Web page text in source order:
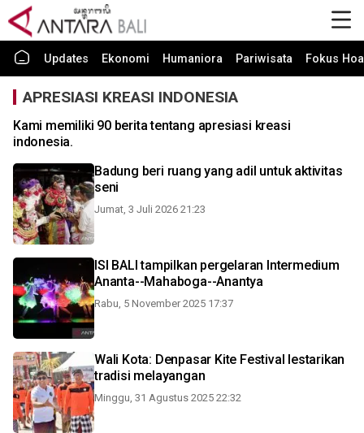
Updates Ekonomi Humaniora Pariwisata Fokus
APRESIASI KREASI INDONESIA
Kami memiliki 90 berita tentang apresiasi kreasi
indonesia.
Badung beri ruang yang adil untuk aktivitas
seni
Jumat, 3 Juli 2026 21:23
ISI BALI tampilkan pergelaran Intermedium
Ananta--Mahaboga--Anantya
Rabu, 5 November 2025 17:37
Wali Kota: Denpasar Kite Festival lestarikan
tradisi melayangan
Minggu, 31 Agustus 2025 22:32